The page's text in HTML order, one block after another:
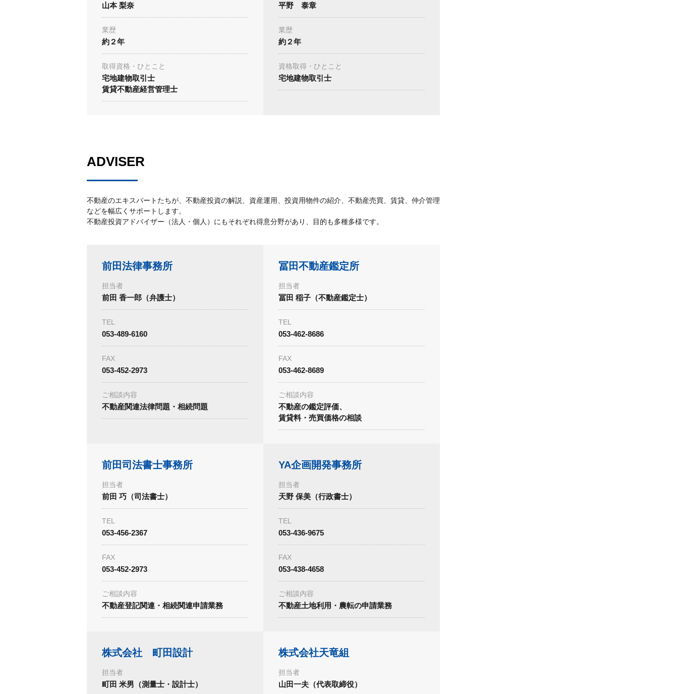
山本 梨奈
業歴
約２年
取得資格・ひとこと
宅地建物取引士
賃貸不動産経営管理士
平野 泰章
業歴
約２年
資格取得・ひとこと
宅地建物取引士
ADVISER
不動産のエキスパートたちが、不動産投資の解説、資産運用、投資用物件の紹介、不動産売買、賃貸、仲介管理
などを幅広くサポートします。
不動産投資アドバイザー（法人・個人）にもそれぞれ得意分野があり、目的も多種多様です。
前田法律事務所
担当者
前田 香一郎（弁護士）
TEL
053-489-6160
FAX
053-452-2973
ご相談内容
不動産関連法律問題・相続問題
冨田不動産鑑定所
担当者
冨田 稲子（不動産鑑定士）
TEL
053-462-8686
FAX
053-462-8689
ご相談内容
不動産の鑑定評価、
賃貸料・売買価格の相談
前田司法書士事務所
担当者
前田 巧（司法書士）
TEL
053-456-2367
FAX
053-452-2973
ご相談内容
不動産登記関連・相続関連申請業務
YA企画開発事務所
担当者
天野 保美（行政書士）
TEL
053-436-9675
FAX
053-438-4658
ご相談内容
不動産土地利用・農転の申請業務
株式会社 町田設計
担当者
町田 米男（測量士・設計士）
株式会社天竜組
担当者
山田一夫（代表取締役）